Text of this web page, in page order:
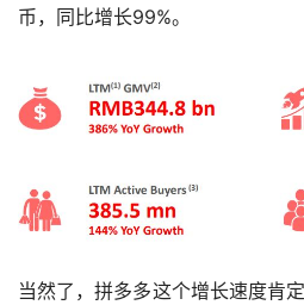
币，同比增长99%。
当然了，拼多多这个增长速度肯